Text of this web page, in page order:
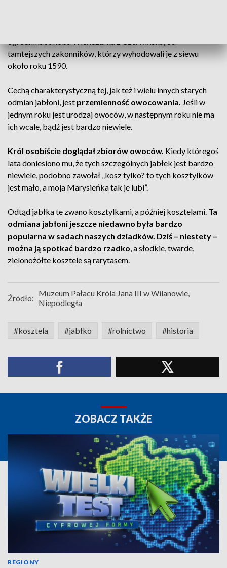
tamtejszych zakonników, którzy wyhodowali je z siewu
około roku 1590.
Cechą charakterystyczną tej, jak też i wielu innych starych
odmian jabłoni, jest przemienność owocowania. Jeśli w
jednym roku jest urodzaj owoców, w następnym roku nie ma
ich wcale, bądź jest bardzo niewiele.
Król osobiście doglądał zbiorów owoców. Kiedy któregoś
lata doniesiono mu, że tych szczególnych jabłek jest bardzo
niewiele, podobno zawołał „kosz tylko? to tych kosztylków
jest mało, a moja Marysieńka tak je lubi”.
Odtąd jabłka te zwano kosztylkami, a później kosztelami. Ta
odmiana jabłoni jeszcze niedawno była bardzo
popularna w sadach naszych dziadków. Dziś – niestety –
można ją spotkać bardzo rzadko, a słodkie, twarde,
zielonożółte kosztele są rarytasem.
Źródło: Muzeum Pałacu Króla Jana III w Wilanowie,
Niepodległa
#kosztela #jabłko #rolnictwo #historia
ZOBACZ TAKŻE
REGIONY